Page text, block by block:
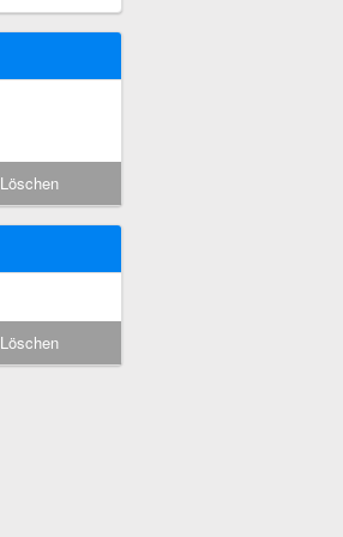
Löschen
Löschen